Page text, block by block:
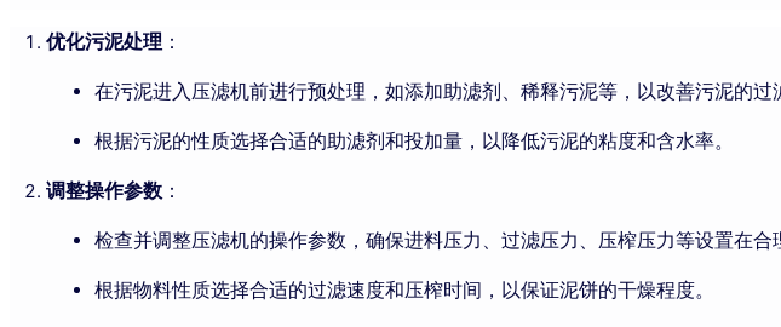
优化污泥处理 ：
在污泥进入压滤机前进行预处理，如添加助滤剂、稀释污泥等，以改善污泥的过
根据污泥的性质选择合适的助滤剂和投加量，以降低污泥的粘度和含水率。
调整操作参数 ：
检查并调整压滤机的操作参数，确保进料压力、过滤压力、压榨压力等设置在合
根据物料性质选择合适的过滤速度和压榨时间，以保证泥饼的干燥程度。